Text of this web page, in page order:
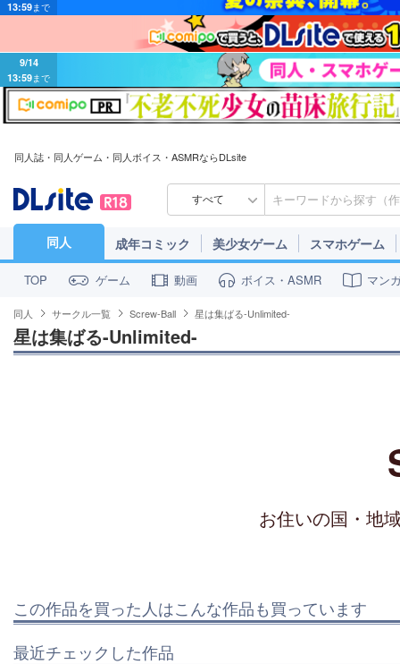
9/14
13:59まで
同人誌・同人ゲーム・同人ボイス・ASMRならDLsite
すべて
同人 成年コミック 美少女ゲーム スマホゲーム
TOP ゲーム 動画 ボイス・ASMR マン
同人 サークル一覧 Screw-Ball 星は集ばる-Unlimited-
星は集ばる-Unlimited-
お住いの国・地
この作品を買った人はこんな作品も買っています
最近チェックした作品